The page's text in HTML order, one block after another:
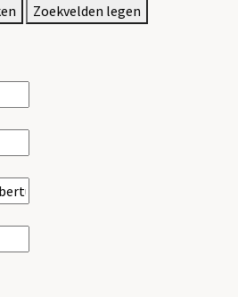
Zoekvelden legen